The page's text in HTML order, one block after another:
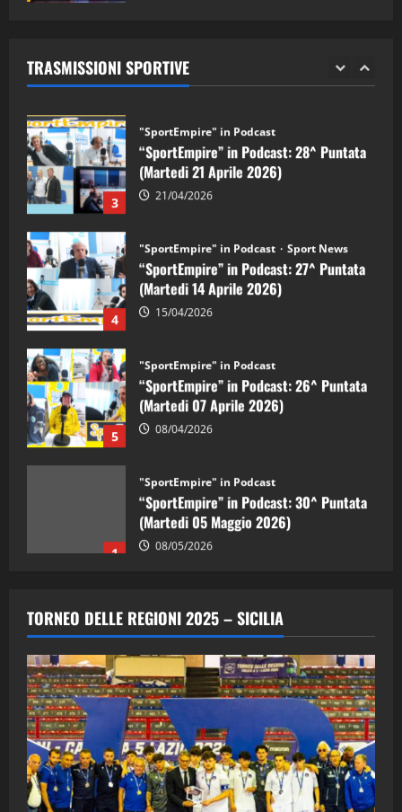
TRASMISSIONI SPORTIVE
2 28/04/2026
3
“SportEmpire” in Podcast: 28^ Puntata
(Martedi 21 Aprile 2026)
4
“SportEmpire” in Podcast: 27^ Puntata
(Martedi 14 Aprile 2026)
5
“SportEmpire” in Podcast: 26^ Puntata
(Martedi 07 Aprile 2026)
1
“SportEmpire” in Podcast: 30^ Puntata
(Martedi 05 Maggio 2026)
2
“SportEmpire” in Podcast: 29^ Puntata
(Martedi 28 Aprile 2026)
28/04/2026
3
"SportEmpire" in Podcast
“SportEmpire” in Podcast: 28^ Puntata
(Martedi 21 Aprile 2026)
21/04/2026
TORNEO DELLE REGIONI 2025 – SICILIA